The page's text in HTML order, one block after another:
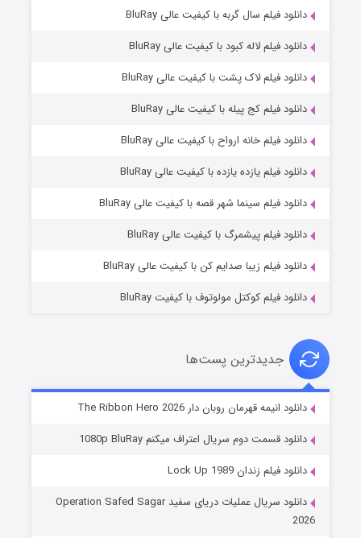
قسمت۶ (زیرنویس) منتشر شد
شوهر
دانلود فیلم سال گربه با کیفیت عالی BluRay
دانلود فیلم لاله کبود با کیفیت عالی BluRay
دانلود فیلم لاک پشت با کیفیت عالی BluRay
دانلود فیلم کج‌ پیله با کیفیت عالی BluRay
دانلود فیلم خانه ارواح با کیفیت عالی BluRay
دانلود فیلم یازده یازده با کیفیت عالی BluRay
دانلود فیلم سینما شهر قصه با کیفیت عالی BluRay
دانلود فیلم پیشمرگ با کیفیت عالی BluRay
دانلود فیلم زیبا صدایم کن با کیفیت عالی BluRay
دانلود فیلم کوکتل مولوتوف با کیفیت BluRay
جدیدترین پست‌ها
دانلود انیمه قهرمان روبان دار The Ribbon Hero 2026
دانلود قسمت دوم سریال اعتراف میکنم 1080p BluRay
دانلود فیلم زندان Lock Up 1989
دانلود سریال عملیات دریای سفید Operation Safed Sagar
2026